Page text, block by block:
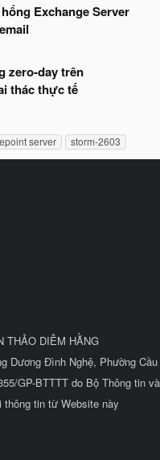
Exchange Server
zero-day trên
thác thực tế
server storm-2603
THẢO DIỄM HẰNG
Dương Đình Nghệ, Phường
GP-BTTTT do Bộ Thông tin
thông tin từ Website này